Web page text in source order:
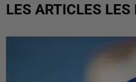
LES ARTICLES LES